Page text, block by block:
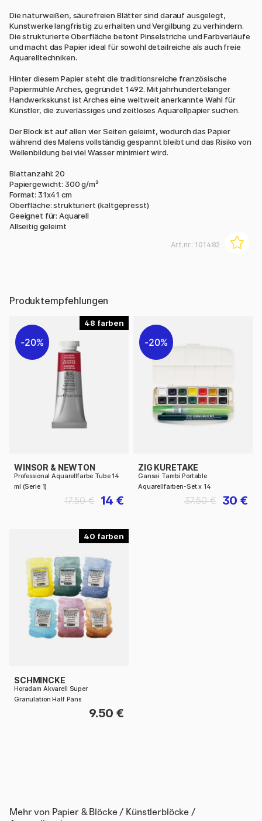
Die naturweißen, säurefreien Blätter sind darauf ausgelegt,
Kunstwerke langfristig zu erhalten und Vergilbung zu verhindern.
Die strukturierte Oberfläche betont Pinselstriche und Farbverläufe
und macht das Papier ideal für sowohl detailreiche als auch freie
Aquarelltechniken.
Hinter diesem Papier steht die traditionsreiche französische
Papiermühle Arches, gegründet 1492. Mit jahrhundertelanger
Handwerkskunst ist Arches eine weltweit anerkannte Wahl für
Künstler, die zuverlässiges und zeitloses Aquarellpapier suchen.
Der Block ist auf allen vier Seiten geleimt, wodurch das Papier
während des Malens vollständig gespannt bleibt und das Risiko von
Wellenbildung bei viel Wasser minimiert wird.
Blattanzahl: 20
Papiergewicht: 300 g/m²
Format: 31x41 cm
Oberfläche: strukturiert (kaltgepresst)
Geeignet für: Aquarell
Allseitig geleimt
Art.nr.: 101482
Produktempfehlungen
48
20%
WINSOR & NEWTON
Professional Aquarellfarbe Tube 14
ml (Serie 1)
14 €
17.50 €
20%
ZIG KURETAKE
Gansai Tambi Portable
Aquarellfarben-Set x 14
30 €
37.50 €
40
SCHMINCKE
Horadam Akvarell Super
Granulation Half Pans
9.50 €
Mehr von Papier & Blöcke / Künstlerblöcke /